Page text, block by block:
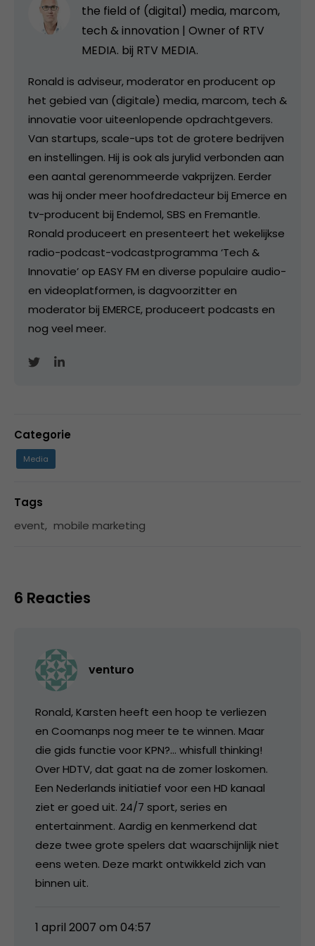
the field of (digital) media, marcom,
tech & innovation | Owner of RTV
MEDIA. bij RTV MEDIA.
Ronald is adviseur, moderator en producent op
het gebied van (digitale) media, marcom, tech &
innovatie voor uiteenlopende opdrachtgevers.
Van startups, scale-ups tot de grotere bedrijven
en instellingen. Hij is ook als jurylid verbonden aan
een aantal gerenommeerde vakprijzen. Eerder
was hij onder meer hoofdredacteur bij Emerce en
tv-producent bij Endemol, SBS en Fremantle.
Ronald produceert en presenteert het wekelijkse
radio-podcast-vodcastprogramma ‘Tech &
Innovatie’ op EASY FM en diverse populaire audio-
en videoplatformen, is dagvoorzitter en
moderator bij EMERCE, produceert podcasts en
nog veel meer.
Categorie
Media
Tags
event, mobile marketing
6 Reacties
venturo
Ronald, Karsten heeft een hoop te verliezen
en Coomanps nog meer te te winnen. Maar
die gids functie voor KPN?… whisfull thinking!
Over HDTV, dat gaat na de zomer loskomen.
Een Nederlands initiatief voor een HD kanaal
ziet er goed uit. 24/7 sport, series en
entertainment. Aardig en kenmerkend dat
deze twee grote spelers dat waarschijnlijk niet
eens weten. Deze markt ontwikkeld zich van
binnen uit.
1 april 2007 om 04:57